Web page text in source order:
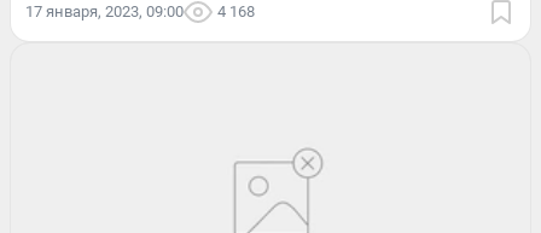
17 января, 2023, 09:00 4 168